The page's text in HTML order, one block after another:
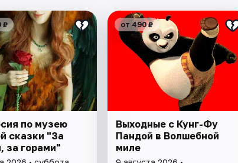
₽
по музею
сказки "За
за горами"
от 490 ₽
Выходные с Кунг-Фу
Пандой в Волшебной
миле